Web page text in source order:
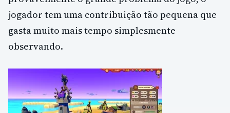
jogador tem uma contribuição tão pequena que
gasta muito mais tempo simplesmente
observando.